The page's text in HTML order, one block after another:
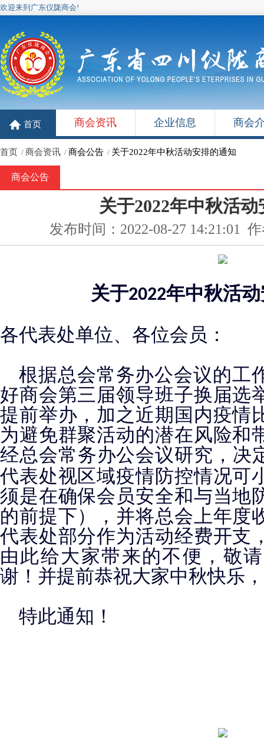
欢迎来到广东仪陇商会!
首页 商会资讯 企业信息 商会
首页 / 商会资讯 / 商会公告 / 关于2022年中秋活动安排的通知
商会公告
关于2022年中秋活
发布时间：2022-08-27 14:21:01
关于2022年中秋活
各代表处单位、各位会员：
根据总会常务办公会议的工
好商会第三届领导班子换届选
提前举办，加之近期国内疫情
为避免群聚活动的潜在风险和
经总会常务办公会议研究，决
代表处视区域疫情防控情况可
须是在确保会员安全和与当地
的前提下），并将总会上年度
代表处部分作为活动经费开支
由此给大家带来的不便，敬
谢！并提前恭祝大家中秋快乐
特此通知！